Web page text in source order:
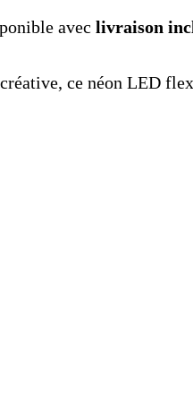
avec livraison
ce néon LED